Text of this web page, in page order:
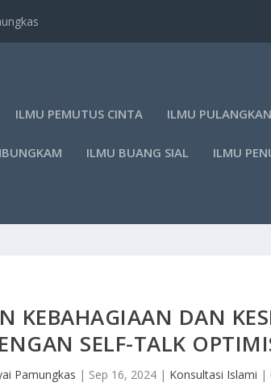
ILMU PEMUTUS CINTA ILMU
ILMU BUANG SIAL ILMU
KEBAHAGIAAN DAN
SELF-TALK
Pamungkas | Sep 16, 2024 | Konsultasi Islami |